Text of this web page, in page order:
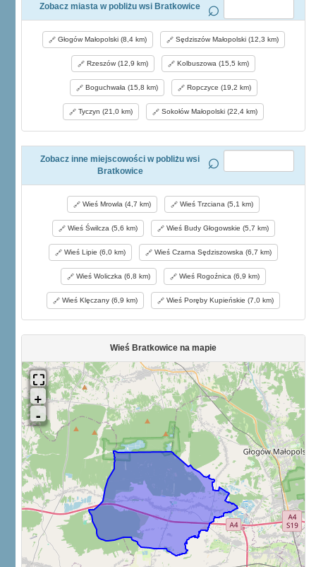
Zobacz miasta w pobliżu wsi Bratkowice
Głogów Małopolski (8,4 km) Sędziszów Małopolski (12,3 km)
Rzeszów (12,9 km) Kolbuszowa (15,5 km)
Boguchwała (15,8 km) Ropczyce (19,2 km)
Tyczyn (21,0 km) Sokołów Małopolski (22,4 km)
Zobacz inne miejscowości w pobliżu wsi
Bratkowice
Wieś Mrowla (4,7 km) Wieś Trzciana (5,1 km)
Wieś Świlcza (5,6 km) Wieś Budy Głogowskie (5,7 km)
Wieś Lipie (6,0 km) Wieś Czarna Sędziszowska (6,7 km)
Wieś Woliczka (6,8 km) Wieś Rogoźnica (6,9 km)
Wieś Klęczany (6,9 km) Wieś Poręby Kupieńskie (7,0 km)
Wieś Bratkowice na mapie